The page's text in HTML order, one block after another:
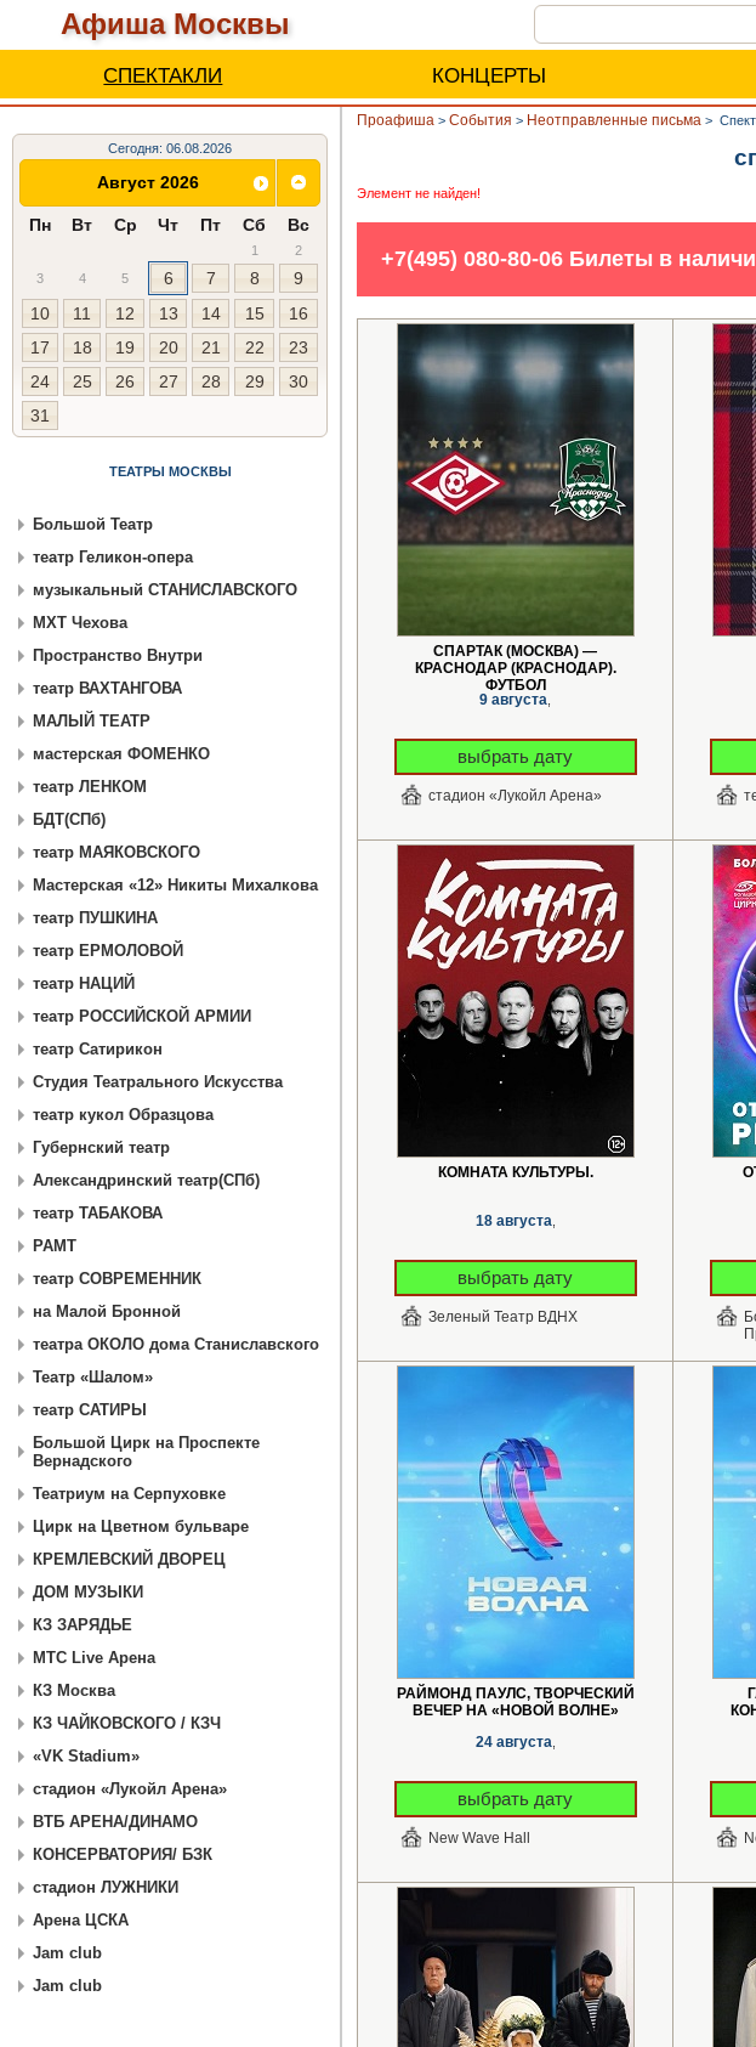
Афиша Москвы
СПЕКТАКЛИ КОНЦЕРТЫ
Сегодня: 06.08.2026
Август 2026
Пн Вт Ср Чт Пт Сб Вс
1
2
3
4 5 6 7 8
9
10
11 12 13 14 15
16
17
18 19 20 21 22
23
24
25 26 27 28 29
30
31
ТЕАТРЫ МОСКВЫ
Большой Театр
театр Геликон-опера
музыкальный СТАНИСЛАВСКОГО
МХТ Чехова
Пространство Внутри
театр ВАХТАНГОВА
МАЛЫЙ ТЕАТР
мастерская ФОМЕНКО
театр ЛЕНКОМ
БДТ(СПб)
театр МАЯКОВСКОГО
Мастерская «12» Никиты Михалкова
театр ПУШКИНА
театр ЕРМОЛОВОЙ
театр НАЦИЙ
театр РОССИЙСКОЙ АРМИИ
театр Сатирикон
Студия Театрального Искусства
театр кукол Образцова
Губернский театр
Александринский театр(СПб)
театр ТАБАКОВА
РАМТ
театр СОВРЕМЕННИК
на Малой Бронной
театра ОКОЛО дома Станиславского
Театр «Шалом»
театр САТИРЫ
Большой Цирк на Проспекте
Вернадского
Театриум на Серпуховке
Цирк на Цветном бульваре
КРЕМЛЕВСКИЙ ДВОРЕЦ
ДОМ МУЗЫКИ
КЗ ЗАРЯДЬЕ
МТС Live Арена
КЗ Москва
КЗ ЧАЙКОВСКОГО / КЗЧ
«VK Stadium»
стадион «Лукойл Арена»
ВТБ АРЕНА/ДИНАМО
КОНСЕРВАТОРИЯ/ БЗК
стадион ЛУЖНИКИ
Арена ЦСКА
Jam club
Jam club
Проафиша > События > Неотправленные письма >
Элемент не найден!
+7(495) 080-80-06 Билеты в
СПАРТАК (МОСКВА) —
КРАСНОДАР (КРАСНОДАР).
ФУТБОЛ
9 августа
выбрать дату
стадион «Лукойл Арена»
КОМНАТА КУЛЬТУРЫ.
18 августа
выбрать дату
Зеленый Театр ВДНХ
РАЙМОНД ПАУЛС, ТВОРЧЕСКИЙ
ВЕЧЕР НА «НОВОЙ ВОЛНЕ»
24 августа
выбрать дату
New Wave Hall